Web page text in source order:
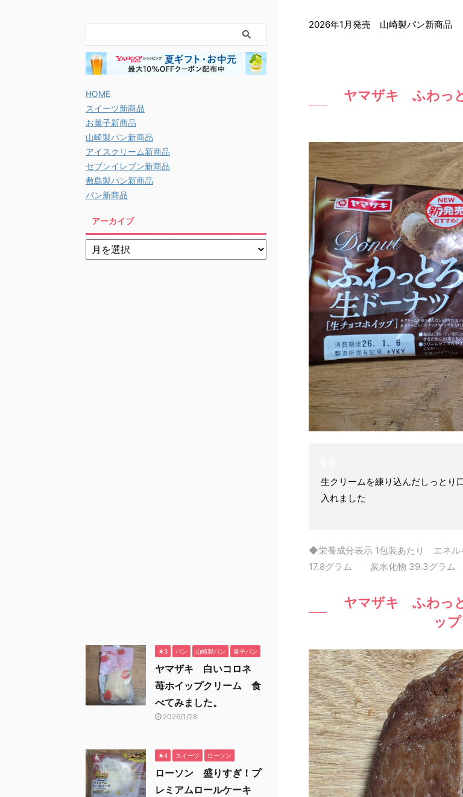
2026年1月発売 山崎製パン新商品
ヤマザキ ふわっ
生クリームを練り込んだしっとり
入れました
◆栄養成分表示 1包装あたり エネ
17.8グラム 炭水化物 39.3グラム
ヤマザキ ふわっ
ッ
HOME
スイーツ新商品
お菓子新商品
山崎製パン新商品
アイスクリーム新商品
セブンイレブン新商品
敷島製パン新商品
パン新商品
アーカイブ
★3 パン 山崎製パン 菓子パン
ヤマザキ 白いコロネ
苺ホイップクリーム 食
べてみました。
2026/1/28
★4 スイーツ ローソン
ローソン 盛りすぎ！プ
レミアムロールケーキ